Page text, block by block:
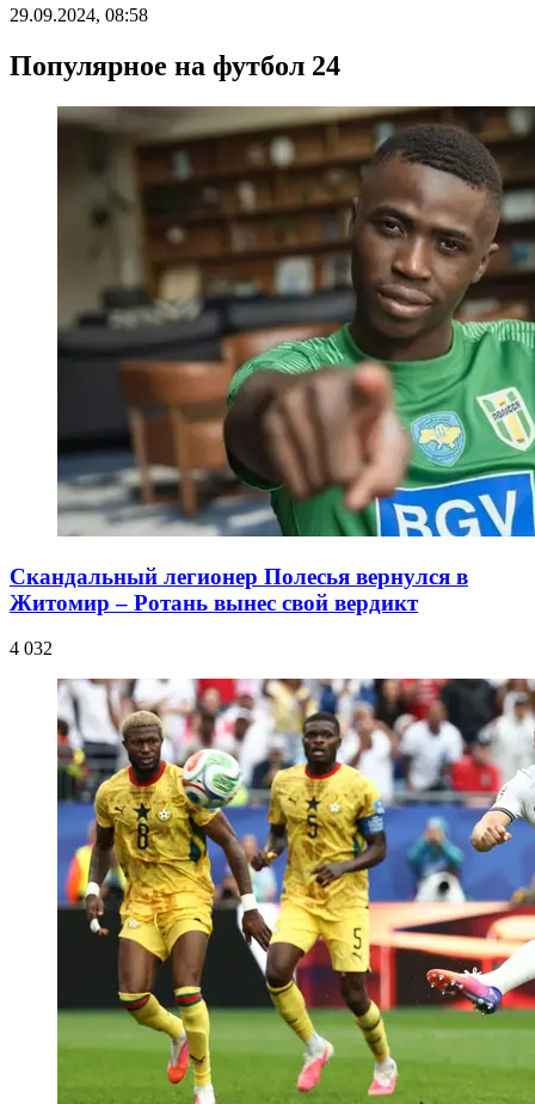
29.09.2024, 08:58
Популярное на футбол 24
Скандальный легионер Полесья вернулся в
Житомир – Ротань вынес свой вердикт
4 032